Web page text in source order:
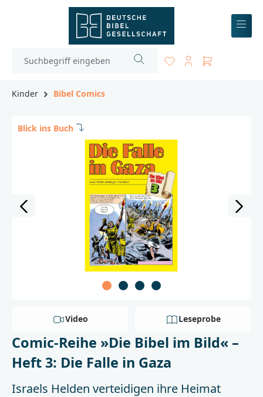
Kinder Bibel Comics
Blick ins Buch
Video Leseprobe
Comic-Reihe »Die Bibel im Bild« –
Heft 3: Die Falle in Gaza
Israels Helden verteidigen ihre Heimat